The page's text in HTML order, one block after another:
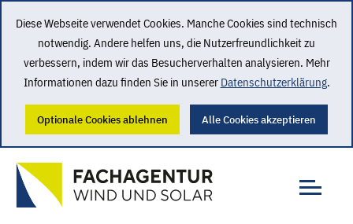
Diese Webseite verwendet Cookies. Manche Cookies sind technisch
notwendig. Andere helfen uns, die Nutzerfreundlichkeit zu
verbessern, indem wir das Besucherverhalten analysieren. Mehr
Informationen dazu finden Sie in unserer Datenschutzerklärung.
Optionale Cookies ablehnen Alle Cookies akzeptieren